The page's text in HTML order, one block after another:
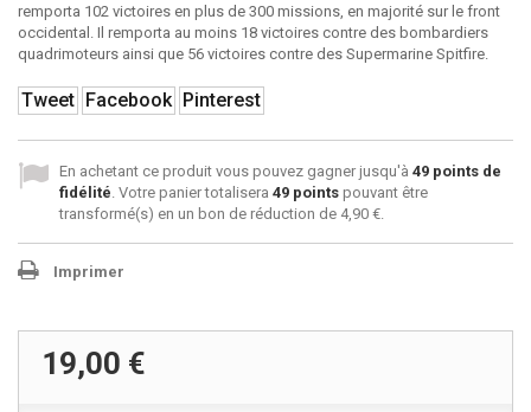
remporta 102 victoires en plus de 300 missions, en majorité sur le front
occidental. Il remporta au moins 18 victoires contre des bombardiers
quadrimoteurs ainsi que 56 victoires contre des Supermarine Spitfire.
Tweet Facebook Pinterest
En achetant ce produit vous pouvez gagner jusqu'à 49 points de
fidélité. Votre panier totalisera 49 points pouvant être
transformé(s) en un bon de réduction de 4,90 €.
Imprimer
19,00 €